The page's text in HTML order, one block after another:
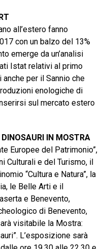
all’estero fanno
con un balzo del 13%
emerge da un’analisi
Istat relativi al primo
per il Sannio che
enologiche di
sul mercato estero
IN MOSTRA
Europee del Patrimonio”,
Culturali e del Turismo, il
“Cultura e Natura”, la
le Belle Arti e il
e Benevento,
di Benevento,
visitabile la Mostra:
L’esposizione sarà